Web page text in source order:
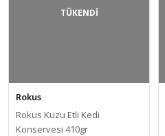
TÜKENDİ
Rokus
Rokus Kuzu Etli Kedi
Konservesi 410gr